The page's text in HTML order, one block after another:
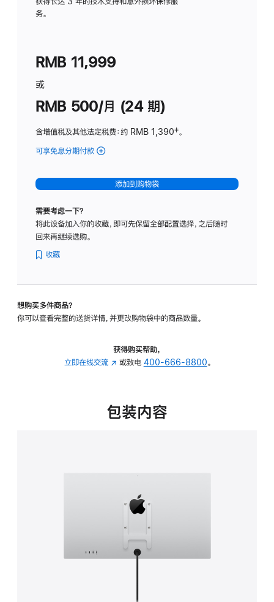
务。
RMB 11,999
或
RMB 500/月 (24 期)
含增值税及其他法定税费：约 RMB 1,390脚
‡。
可享免息分期付款 (Studio
-
标
璃
转
的
添加到购物袋
需要考虑一下？
将此设备加入你的收藏，即可先保留全部配置选择，之后随时
回来再继续选购。
收藏
想购买多件商品？
你可以查看完整的送货详情，并更改购物袋中的商品数量。
获得购买帮助，
立即在线交流 (在
中
或致电 400-666-8800。
包装内容